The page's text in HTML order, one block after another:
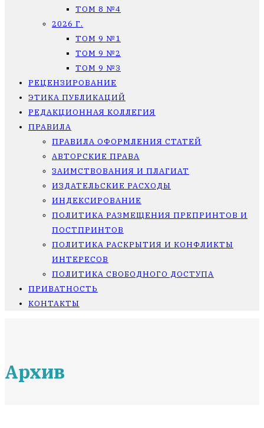
ТОМ 8 №4
2026 Г.
ТОМ 9 №1
ТОМ 9 №2
ТОМ 9 №3
РЕЦЕНЗИРОВАНИЕ
ЭТИКА ПУБЛИКАЦИЙ
РЕДАКЦИОННАЯ КОЛЛЕГИЯ
ПРАВИЛА
ПРАВИЛА ОФОРМЛЕНИЯ СТАТЕЙ
АВТОРСКИЕ ПРАВА
ЗАИМСТВОВАНИЯ И ПЛАГИАТ
ИЗДАТЕЛЬСКИЕ РАСХОДЫ
ИНДЕКСИРОВАНИЕ
ПОЛИТИКА РАЗМЕЩЕНИЯ ПРЕПРИНТОВ И
ПОСТПРИНТОВ
ПОЛИТИКА РАСКРЫТИЯ И КОНФЛИКТЫ
ИНТЕРЕСОВ
ПОЛИТИКА СВОБОДНОГО ДОСТУПА
ПРИВАТНОСТЬ
КОНТАКТЫ
Архив